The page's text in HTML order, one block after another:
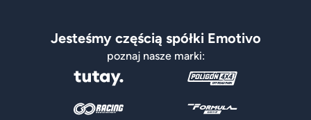
Jesteśmy częścią spółki Emotivo
poznaj nasze marki: